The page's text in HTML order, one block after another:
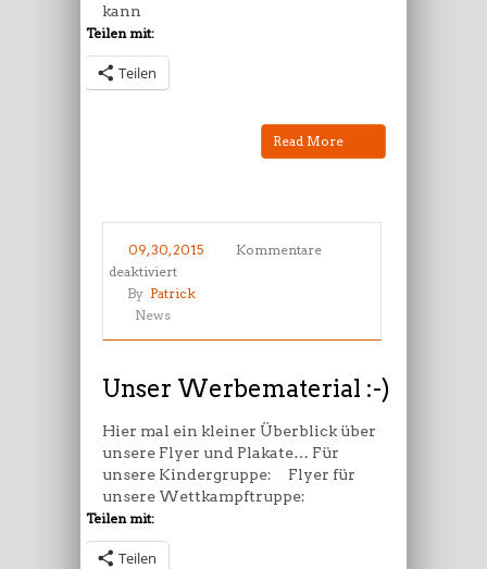
kann
Teilen mit:
Teilen
Read More
09, 30, 2015
Kommentare
deaktiviertfür
Unser
By Patrick
News
Unser Werbematerial :-)
Hier mal ein kleiner Überblick über
unsere Flyer und Plakate… Für
unsere Kindergruppe: Flyer für
unsere Wettkampftruppe:
Teilen mit:
Teilen